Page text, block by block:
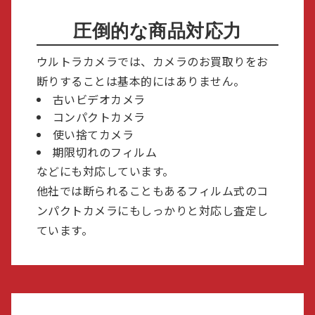
圧倒的な商品対応力
ウルトラカメラでは、カメラのお買取りをお
断りすることは基本的にはありません。
古いビデオカメラ
コンパクトカメラ
使い捨てカメラ
期限切れのフィルム
などにも対応しています。
他社では断られることもあるフィルム式のコ
ンパクトカメラにもしっかりと対応し査定し
ています。